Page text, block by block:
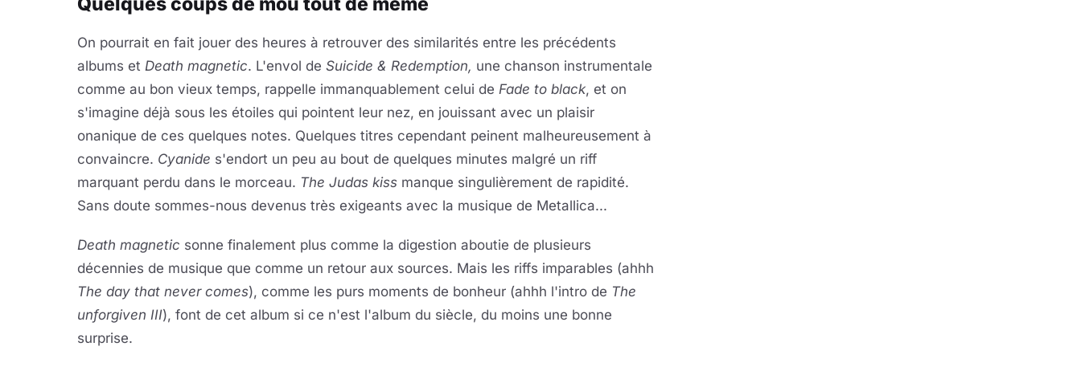
On pourrait en fait jouer des heures à retrouver des similarités entre les précédents
albums et Death magnetic. L'envol de Suicide & Redemption, une chanson instrumentale
comme au bon vieux temps, rappelle immanquablement celui de Fade to black, et on
s'imagine déjà sous les étoiles qui pointent leur nez, en jouissant avec un plaisir
onanique de ces quelques notes. Quelques titres cependant peinent malheureusement à
convaincre. Cyanide s'endort un peu au bout de quelques minutes malgré un riff
marquant perdu dans le morceau. The Judas kiss manque singulièrement de rapidité.
Sans doute sommes-nous devenus très exigeants avec la musique de Metallica...
Death magnetic sonne finalement plus comme la digestion aboutie de plusieurs
décennies de musique que comme un retour aux sources. Mais les riffs imparables (ahhh
The day that never comes), comme les purs moments de bonheur (ahhh l'intro de The
unforgiven III), font de cet album si ce n'est l'album du siècle, du moins une bonne
surprise.